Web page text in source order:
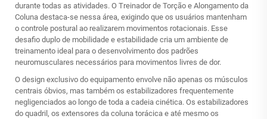
durante todas as atividades. O Treinador de Torção e Alongamento da
Coluna destaca-se nessa área, exigindo que os usuários mantenham
o controle postural ao realizarem movimentos rotacionais. Esse
desafio duplo de mobilidade e estabilidade cria um ambiente de
treinamento ideal para o desenvolvimento dos padrões
neuromusculares necessários para movimentos livres de dor.
O design exclusivo do equipamento envolve não apenas os músculos
centrais óbvios, mas também os estabilizadores frequentemente
negligenciados ao longo de toda a cadeia cinética. Os estabilizadores
do quadril, os extensores da coluna torácica e até mesmo os